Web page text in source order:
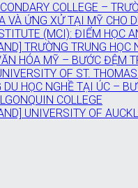
COLLEGE –
VÀ ỨNG XỬ TẠI MỸ CHO
(MCI): ĐIỂM HỌC
TRƯỜNG TRUNG HỌC
HÓA MỸ – BƯỚC ĐỆM
OF ST.
DU HỌC NGHỀ TẠI ÚC –
COLLEGE
UNIVERSITY OF